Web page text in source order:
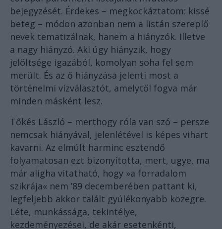
bejegyzését. Érdekes – megkockáztatom: kissé
beteg – módon azonban nem a listán szereplő
nevek tematizálnak, hanem a hiányzók. Illetve
a nagy hiányzó. Aki úgy hiányzik, hogy
jelöltsége igazából, komolyan soha fel sem
merült. És az ő hiányzása jelenti most a
történelmi vízválasztót, amelytől fogva már
minden másként lesz.
Tőkés László – merthogy róla van szó – persze
nemcsak hiányával, jelenlétével is képes vihart
kavarni. Az elmúlt harminc esztendő
folyamatosan ezt bizonyította, mert, ugye, ma
már aligha vitatható, hogy »a forradalom
szikrája« nem ’89 decemberében pattant ki,
legfeljebb akkor talált gyúlékonyabb közegre.
Léte, munkássága, tekintélye,
kezdeményezései, de akár esetenkénti,